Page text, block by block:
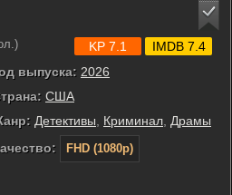
выпуска: 2026
США
Детективы Криминал Драмы
FHD (1080p)
KP 7.1 IMDB 7.4